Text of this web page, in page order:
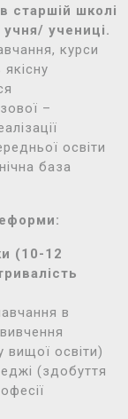
старшій школі
учениці.
курси
–
освіти
база
(10-12
в
вищої освіти)
(здобуття